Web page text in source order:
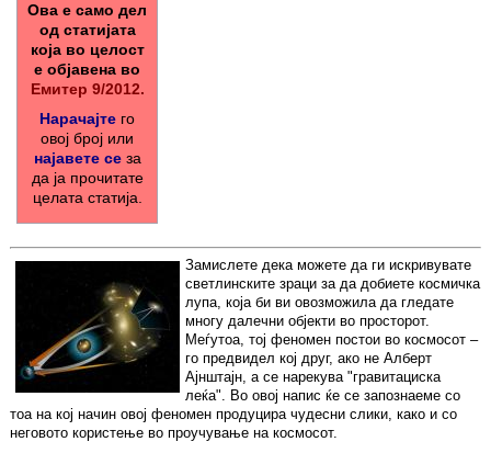
Ова е само дел
од статијата
која во целост
е објавена во
Емитер 9/2012.
Нарачајте го
овој број или
најавете сеза
да ја прочитате
целата статија.
Замислете дека можете да ги искривувате
светлинските зраци за да добиете космичка
лупа, која би ви овозможила да гледате
многу далечни објекти во просторот.
Меѓутоа, тој феномен постои во космосот –
го предвидел кој друг, ако не Алберт
Ајнштајн, а се нарекува "гравитациска
леќа". Во овој напис ќе се запознаеме со
тоа на кој начин овој феномен продуцира чудесни слики, како и со
неговото користење во проучување на космосот.